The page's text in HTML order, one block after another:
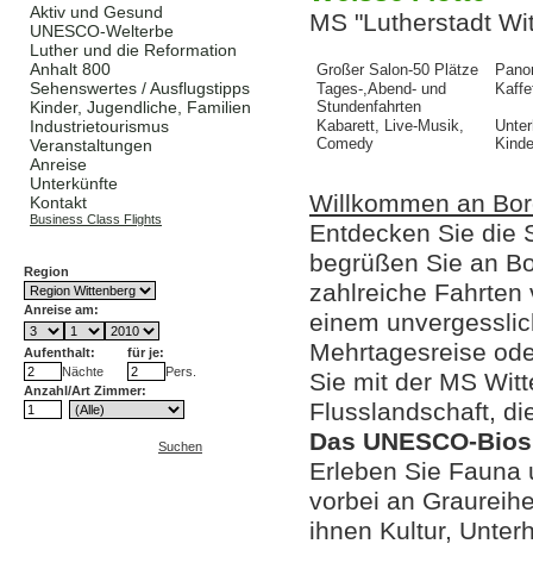
Aktiv und Gesund
UNESCO-Welterbe
Luther und die Reformation
Anhalt 800
Sehenswertes / Ausflugstipps
Kinder, Jugendliche, Familien
Industrietourismus
Veranstaltungen
Anreise
Unterkünfte
Kontakt
Business Class Flights
Region
Anreise am:
Aufenthalt:
für je:
Nächte
Pers.
Anzahl/Art Zimmer:
Suchen
MS "Lutherstadt
Großer Salon-50 Plätze
Tages-,Abend- und
Stundenfahrten
Kabarett, Live-Musik,
Comedy
Willkommen an
Entdecken Sie die
begrüßen Sie an
zahlreiche Fahrten
einem
Mehrtagesreise
Sie mit der MS
Flusslandschaft,
Das UNESCO-
Erleben Sie Fauna
vorbei an
ihnen Kultur,